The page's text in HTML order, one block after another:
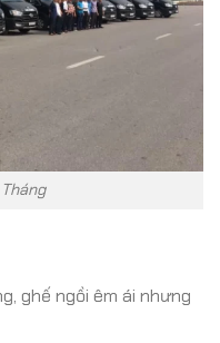
ghế ngồi êm ái nhưng